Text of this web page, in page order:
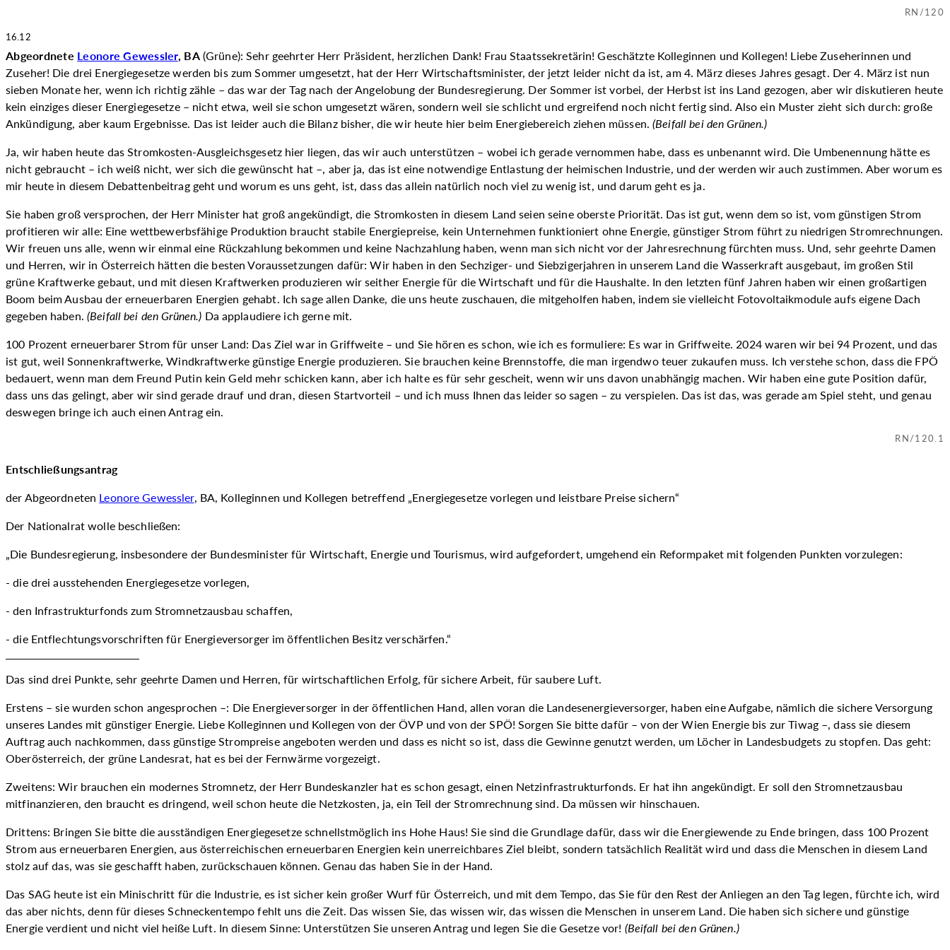
RN/120
16.12
Abgeordnete Leonore Gewessler, BA(Grüne): Sehr geehrter Herr Präsident, herzlichen Dank! Frau Staatssekretärin! Geschätzte Kolleginnen und Kollegen! Liebe Zuseherinnen und
Zuseher! Die drei Energiegesetze werden bis zum Sommer umgesetzt, hat der Herr Wirtschaftsminister, der jetzt leider nicht da ist, am 4. März dieses Jahres gesagt. Der 4. März ist nun
sieben Monate her, wenn ich richtig zähle – das war der Tag nach der Angelobung der Bundesregierung. Der Sommer ist vorbei, der Herbst ist ins Land gezogen, aber wir diskutieren heute
kein einziges dieser Energiegesetze – nicht etwa, weil sie schon umgesetzt wären, sondern weil sie schlicht und ergreifend noch nicht fertig sind. Also ein Muster zieht sich durch: große
Ankündigung, aber kaum Ergebnisse. Das ist leider auch die Bilanz bisher, die wir heute hier beim Energiebereich ziehen müssen.(Beifall bei den Grünen.)
Ja, wir haben heute das Stromkosten-Ausgleichsgesetz hier liegen, das wir auch unterstützen – wobei ich gerade vernommen habe, dass es unbenannt wird. Die Umbenennung hätte es
nicht gebraucht – ich weiß nicht, wer sich die gewünscht hat –, aber ja, das ist eine notwendige Entlastung der heimischen Industrie, und der werden wir auch zustimmen. Aber worum es
mir heute in diesem Debattenbeitrag geht und worum es uns geht, ist, dass das allein natürlich noch viel zu wenig ist, und darum geht es ja.
Sie haben groß versprochen, der Herr Minister hat groß angekündigt, die Stromkosten in diesem Land seien seine oberste Priorität. Das ist gut, wenn dem so ist, vom günstigen Strom
profitieren wir alle: Eine wettbewerbsfähige Produktion braucht stabile Energiepreise, kein Unternehmen funktioniert ohne Energie, günstiger Strom führt zu niedrigen Stromrechnungen.
Wir freuen uns alle, wenn wir einmal eine Rückzahlung bekommen und keine Nachzahlung haben, wenn man sich nicht vor der Jahresrechnung fürchten muss. Und, sehr geehrte Damen
und Herren, wir in Österreich hätten die besten Voraussetzungen dafür: Wir haben in den Sechziger- und Siebzigerjahren in unserem Land die Wasserkraft ausgebaut, im großen Stil
grüne Kraftwerke gebaut, und mit diesen Kraftwerken produzieren wir seither Energie für die Wirtschaft und für die Haushalte. In den letzten fünf Jahren haben wir einen großartigen
Boom beim Ausbau der erneuerbaren Energien gehabt. Ich sage allen Danke, die uns heute zuschauen, die mitgeholfen haben, indem sie vielleicht Fotovoltaikmodule aufs eigene Dach
gegeben haben. (Beifall bei den Grünen.) Da applaudiere ich gerne mit.
100 Prozent erneuerbarer Strom für unser Land: Das Ziel war in Griffweite – und Sie hören es schon, wie ich es formuliere: Es war in Griffweite. 2024 waren wir bei 94 Prozent, und das
ist gut, weil Sonnenkraftwerke, Windkraftwerke günstige Energie produzieren. Sie brauchen keine Brennstoffe, die man irgendwo teuer zukaufen muss. Ich verstehe schon, dass die FPÖ
bedauert, wenn man dem Freund Putin kein Geld mehr schicken kann, aber ich halte es für sehr gescheit, wenn wir uns davon unabhängig machen. Wir haben eine gute Position dafür,
dass uns das gelingt, aber wir sind gerade drauf und dran, diesen Startvorteil – und ich muss Ihnen das leider so sagen – zu verspielen. Das ist das, was gerade am Spiel steht, und genau
deswegen bringe ich auch einen Antrag ein.
RN/120.1
Entschließungsantrag
der Abgeordneten Leonore Gewessler, BA, Kolleginnen und Kollegen betreffend „Energiegesetze vorlegen und leistbare Preise sichern“
Der Nationalrat wolle beschließen:
„Die Bundesregierung, insbesondere der Bundesminister für Wirtschaft, Energie und Tourismus, wird aufgefordert, umgehend ein Reformpaket mit folgenden Punkten vorzulegen:
die drei ausstehenden Energiegesetze vorlegen,
den Infrastrukturfonds zum Stromnetzausbau schaffen,
die Entflechtungsvorschriften für Energieversorger im öffentlichen Besitz verschärfen.“
Das sind drei Punkte, sehr geehrte Damen und Herren, für wirtschaftlichen Erfolg, für sichere Arbeit, für saubere Luft.
Erstens – sie wurden schon angesprochen –: Die Energieversorger in der öffentlichen Hand, allen voran die Landesenergieversorger, haben eine Aufgabe, nämlich die sichere Versorgung
unseres Landes mit günstiger Energie. Liebe Kolleginnen und Kollegen von der ÖVP und von der SPÖ! Sorgen Sie bitte dafür – von der Wien Energie bis zur Tiwag –, dass sie diesem
Auftrag auch nachkommen, dass günstige Strompreise angeboten werden und dass es nicht so ist, dass die Gewinne genutzt werden, um Löcher in Landesbudgets zu stopfen. Das geht:
Oberösterreich, der grüne Landesrat, hat es bei der Fernwärme vorgezeigt.
Zweitens: Wir brauchen ein modernes Stromnetz, der Herr Bundeskanzler hat es schon gesagt, einen Netzinfrastrukturfonds. Er hat ihn angekündigt. Er soll den Stromnetzausbau
mitfinanzieren, den braucht es dringend, weil schon heute die Netzkosten, ja, ein Teil der Stromrechnung sind. Da müssen wir hinschauen.
Drittens: Bringen Sie bitte die ausständigen Energiegesetze schnellstmöglich ins Hohe Haus! Sie sind die Grundlage dafür, dass wir die Energiewende zu Ende bringen, dass 100 Prozent
Strom aus erneuerbaren Energien, aus österreichischen erneuerbaren Energien kein unerreichbares Ziel bleibt, sondern tatsächlich Realität wird und dass die Menschen in diesem Land
stolz auf das, was sie geschafft haben, zurückschauen können. Genau das haben Sie in der Hand.
Das SAG heute ist ein Minischritt für die Industrie, es ist sicher kein großer Wurf für Österreich, und mit dem Tempo, das Sie für den Rest der Anliegen an den Tag legen, fürchte ich, wird
das aber nichts, denn für dieses Schneckentempo fehlt uns die Zeit. Das wissen Sie, das wissen wir, das wissen die Menschen in unserem Land. Die haben sich sichere und günstige
Energie verdient und nicht viel heiße Luft. In diesem Sinne: Unterstützen Sie unseren Antrag und legen Sie die Gesetze vor! (Beifall bei den Grünen.)